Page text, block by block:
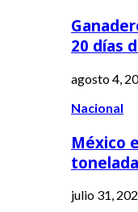
20 días
agosto 4,
Nacional
México
julio 31,